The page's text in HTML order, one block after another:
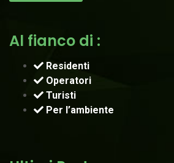
Al fianco di :
Residenti
Operatori
Turisti
Per l’ambiente